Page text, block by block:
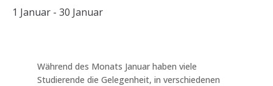
1 Januar - 30 Januar
Während des Monats Januar haben viele
Studierende die Gelegenheit, in verschiedenen